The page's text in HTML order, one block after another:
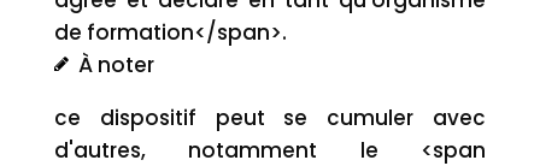
de formation</span>.
À noter
ce dispositif peut se cumuler avec
d'autres, notamment le <span